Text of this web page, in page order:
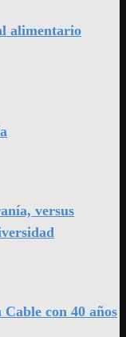
alimentario
versus
con 40 años